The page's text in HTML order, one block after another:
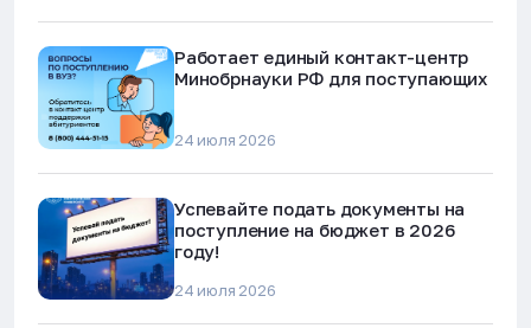
Работает единый контакт-центр
Минобрнауки РФ для поступающих
24 июля 2026
Успевайте подать документы на
поступление на бюджет в 2026
году!
24 июля 2026